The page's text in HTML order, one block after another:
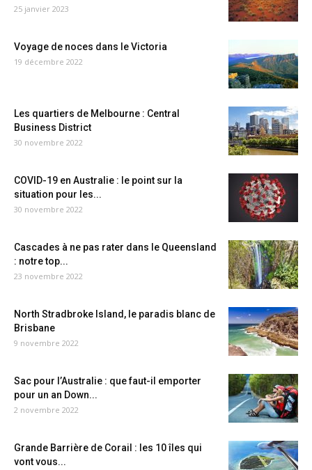
25 janvier 2023
Voyage de noces dans le Victoria
19 décembre 2022
Les quartiers de Melbourne : Central
Business District
30 novembre 2022
COVID-19 en Australie : le point sur la
situation pour les...
30 novembre 2022
Cascades à ne pas rater dans le Queensland
: notre top...
23 novembre 2022
North Stradbroke Island, le paradis blanc de
Brisbane
9 novembre 2022
Sac pour l’Australie : que faut-il emporter
pour un an Down...
2 novembre 2022
Grande Barrière de Corail : les 10 îles qui
vont vous...